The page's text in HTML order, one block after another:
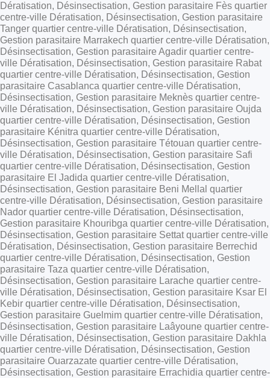
Dératisation, Désinsectisation, Gestion parasitaire Fès quartier
centre-ville Dératisation, Désinsectisation, Gestion parasitaire
Tanger quartier centre-ville Dératisation, Désinsectisation,
Gestion parasitaire Marrakech quartier centre-ville Dératisation,
Désinsectisation, Gestion parasitaire Agadir quartier centre-
ville Dératisation, Désinsectisation, Gestion parasitaire Rabat
quartier centre-ville Dératisation, Désinsectisation, Gestion
parasitaire Casablanca quartier centre-ville Dératisation,
Désinsectisation, Gestion parasitaire Meknès quartier centre-
ville Dératisation, Désinsectisation, Gestion parasitaire Oujda
quartier centre-ville Dératisation, Désinsectisation, Gestion
parasitaire Kénitra quartier centre-ville Dératisation,
Désinsectisation, Gestion parasitaire Tétouan quartier centre-
ville Dératisation, Désinsectisation, Gestion parasitaire Safi
quartier centre-ville Dératisation, Désinsectisation, Gestion
parasitaire El Jadida quartier centre-ville Dératisation,
Désinsectisation, Gestion parasitaire Beni Mellal quartier
centre-ville Dératisation, Désinsectisation, Gestion parasitaire
Nador quartier centre-ville Dératisation, Désinsectisation,
Gestion parasitaire Khouribga quartier centre-ville Dératisation,
Désinsectisation, Gestion parasitaire Settat quartier centre-ville
Dératisation, Désinsectisation, Gestion parasitaire Berrechid
quartier centre-ville Dératisation, Désinsectisation, Gestion
parasitaire Taza quartier centre-ville Dératisation,
Désinsectisation, Gestion parasitaire Larache quartier centre-
ville Dératisation, Désinsectisation, Gestion parasitaire Ksar El
Kebir quartier centre-ville Dératisation, Désinsectisation,
Gestion parasitaire Guelmim quartier centre-ville Dératisation,
Désinsectisation, Gestion parasitaire Laâyoune quartier centre-
ville Dératisation, Désinsectisation, Gestion parasitaire Dakhla
quartier centre-ville Dératisation, Désinsectisation, Gestion
parasitaire Ouarzazate quartier centre-ville Dératisation,
Désinsectisation, Gestion parasitaire Errachidia quartier centre-